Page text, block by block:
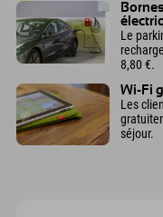
Le
8,80 €.
Wi-Fi
Les
séjour.